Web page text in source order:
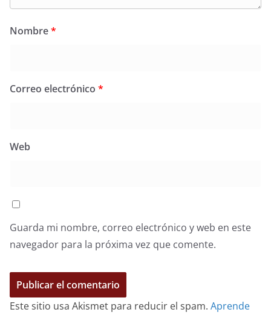
Nombre*
Correo electrónico *
Web
Guarda mi nombre, correo electrónico y web en este
navegador para la próxima vez que comente.
Este sitio usa Akismet para reducir el spam. Aprende